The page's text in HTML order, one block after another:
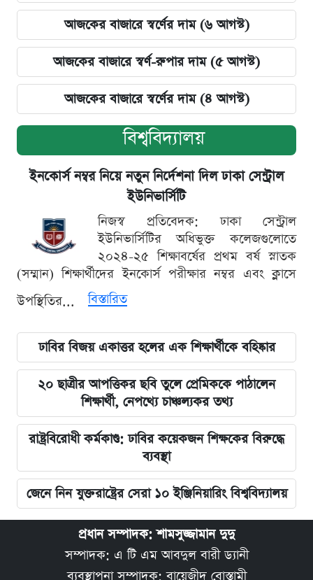
আজকের বাজারে স্বর্ণের দাম (৬ আগস্ট)
আজকের বাজারে স্বর্ণ-রুপার দাম (৫ আগস্ট)
আজকের বাজারে স্বর্ণের দাম (৪ আগস্ট)
বিশ্ববিদ্যালয়
ইনকোর্স নম্বর নিয়ে নতুন নির্দেশনা দিল ঢাকা সেন্ট্রাল
ইউনিভার্সিটি
নিজস্ব প্রতিবেদক: ঢাকা সেন্ট্রাল
ইউনিভার্সিটির অধিভুক্ত কলেজগুলোতে
২০২৪-২৫ শিক্ষাবর্ষের প্রথম বর্ষ স্নাতক
(সম্মান) শিক্ষার্থীদের ইনকোর্স পরীক্ষার নম্বর এবং ক্লাসে
উপস্থিতির...
বিস্তারিত
ঢাবির বিজয় একাত্তর হলের এক শিক্ষার্থীকে বহিষ্কার
২০ ছাত্রীর আপত্তিকর ছবি তুলে প্রেমিককে পাঠালেন
শিক্ষার্থী, নেপথ্যে চাঞ্চল্যকর তথ্য
রাষ্ট্রবিরোধী কর্মকাণ্ড: ঢাবির কয়েকজন শিক্ষকের বিরুদ্ধে
ব্যবস্থা
জেনে নিন যুক্তরাষ্ট্রের সেরা ১০ ইঞ্জিনিয়ারিং বিশ্ববিদ্যালয়
প্রধান সম্পাদক: শামসুজ্জামান দুদু
সম্পাদক: এ টি এম আবদুল বারী ড্যানী
ব্যবস্থাপনা সম্পাদক: বায়েজীদ বোস্তামী